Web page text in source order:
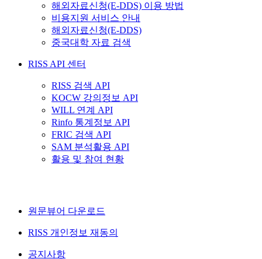
해외자료신청(E-DDS) 이용 방법
비용지원 서비스 안내
해외자료신청(E-DDS)
중국대학 자료 검색
RISS API 센터
RISS 검색 API
KOCW 강의정보 API
WILL 연계 API
Rinfo 통계정보 API
FRIC 검색 API
SAM 분석활용 API
활용 및 참여 현황
원문뷰어 다운로드
RISS 개인정보 재동의
공지사항